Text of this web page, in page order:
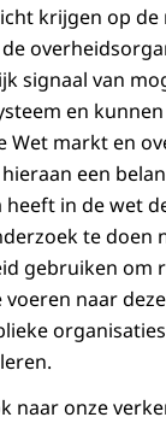
krijgen op
signaal van
en
Wet markt en
een
heeft in de wet
te doen
gebruiken om
naar
naar onze